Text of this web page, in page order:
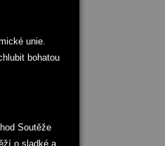
unie.
bohatou
Soutěže
o sladké a